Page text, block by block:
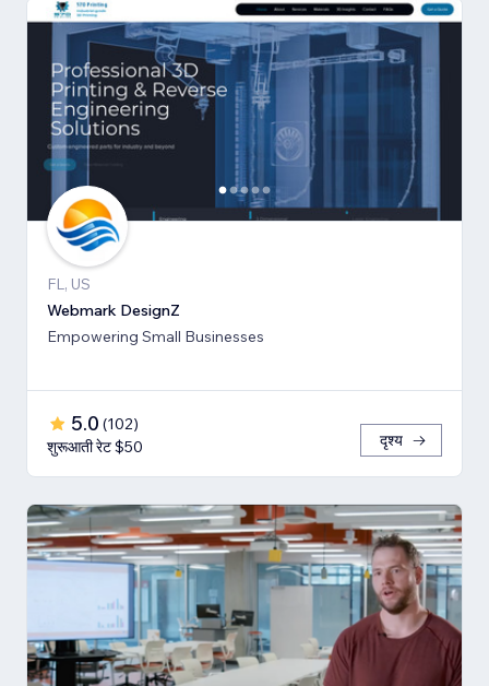
FL, US
Webmark DesignZ
Empowering Small Businesses
5.0 (102)
शुरूआती रेट $50
दृश्य